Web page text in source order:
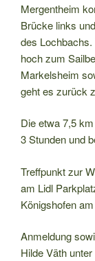
Mergentheim
Brücke links
des Lochbachs.
hoch zum
Markelsheim
geht es zurück
Die etwa 7,5
3 Stunden und
Treffpunkt zur
am Lidl
Königshofen
Anmeldung
Hilde Väth